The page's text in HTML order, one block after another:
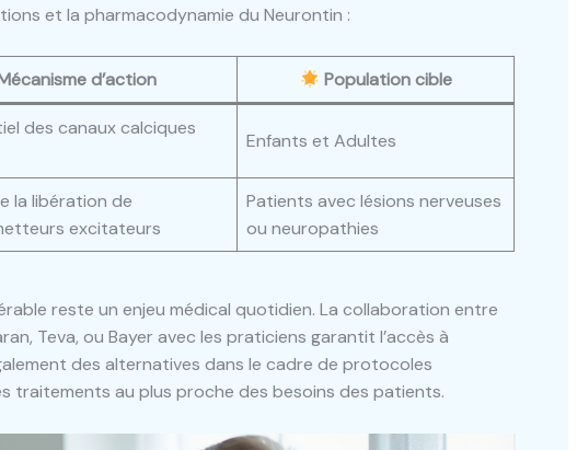
et la pharmacodynamie du Neurontin :
d’action Population cible
des canaux calciques
Enfants et Adultes
la libération de
excitateurs
Patients avec lésions nerveuses
ou neuropathies
reste un enjeu médical quotidien. La collaboration entre
Teva, ou Bayer avec les praticiens garantit l’accès à
des alternatives dans le cadre de protocoles
traitements au plus proche des besoins des patients.